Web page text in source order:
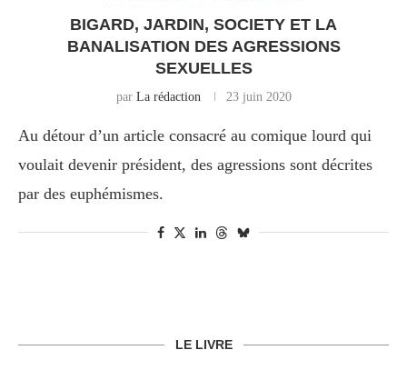
BIGARD, JARDIN, SOCIETY ET LA
BANALISATION DES AGRESSIONS
SEXUELLES
par La rédaction 23 juin 2020
Au détour d’un article consacré au comique lourd qui
voulait devenir président, des agressions sont décrites
par des euphémismes.
LE LIVRE